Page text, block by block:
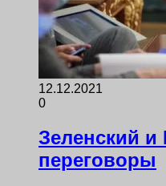
12.12.2021
0
Зеленский
переговоры